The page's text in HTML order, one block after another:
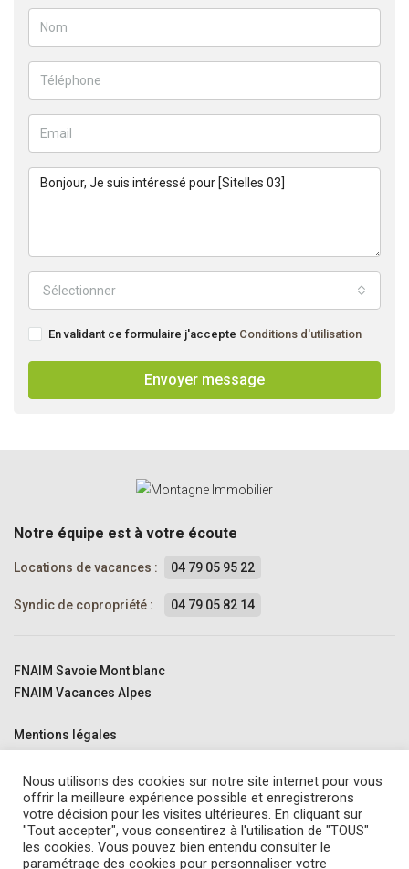
Sélectionner
En validant ce formulaire j'accepte Conditions d'utilisation
Envoyer message
Notre équipe est à votre écoute
Locations de vacances : 04 79 05 95 22
Syndic de copropriété : 04 79 05 82 14
FNAIM Savoie Mont blanc
FNAIM Vacances Alpes
Mentions légales
Nous connaître
Contact
Partenaires
Barème des honoraires
Assurance annulation
Nous utilisons des cookies sur notre site internet pour vous
offrir la meilleure expérience possible et enregistrerons
votre décision pour les visites ultérieures. En cliquant sur
"Tout accepter", vous consentirez à l'utilisation de "TOUS"
les cookies. Vous pouvez bien entendu consulter le
paramétrage des cookies pour personnaliser votre